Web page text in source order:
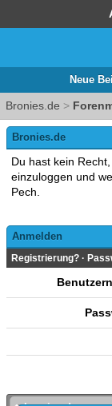
Neue
Bronies.de >
Bronies.de
Du hast kein
einzuloggen und
Pech.
Anmelden
Registrierung? ·